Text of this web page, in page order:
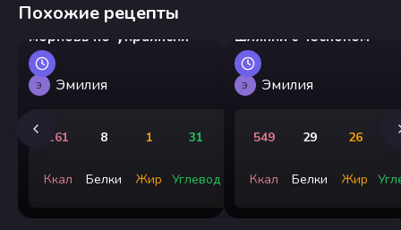
Похожие рецепты
Малосольные огурцы и
морковь по-украински
Э Эмилия
161
Ккал
8
Белки
1
Жир
31
Углевод
шляпки с чесноком
Э Эмилия
549
Ккал
29
Белки
26
Жир